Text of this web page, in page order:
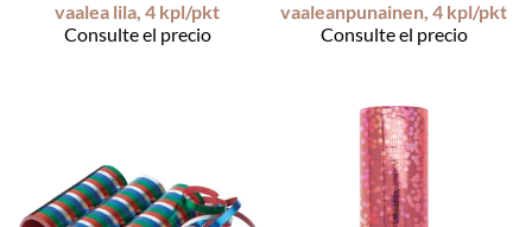
vaalea lila, 4 kpl/pkt
Consulte el precio
vaaleanpunainen, 4 kpl/pkt
Consulte el precio